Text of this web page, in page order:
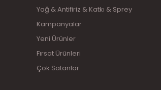
Yağ & Antifiriz & Katkı & Sprey
Kampanyalar
Yeni Ürünler
Fırsat Ürünleri
Çok Satanlar